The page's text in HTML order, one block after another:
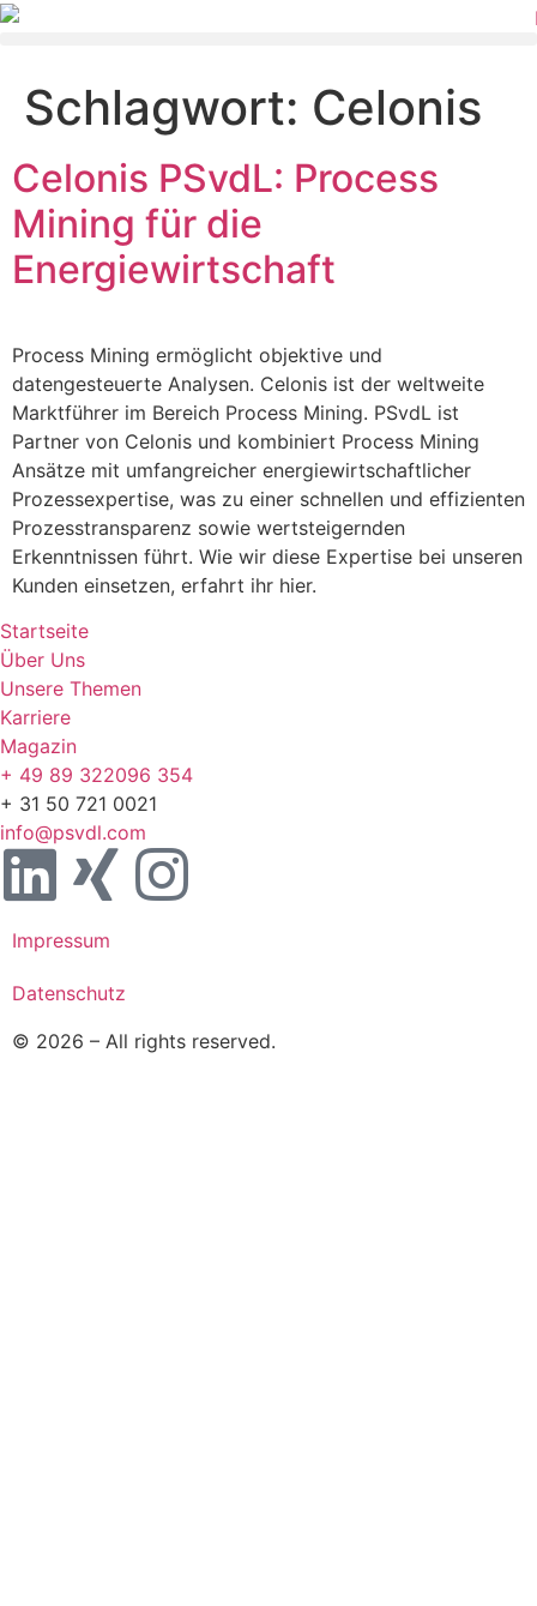
Schlagwort: Celonis
Celonis PSvdL: Process
Mining für die
Energiewirtschaft
Process Mining ermöglicht objektive und
datengesteuerte Analysen. Celonis ist der weltweite
Marktführer im Bereich Process Mining. PSvdL ist
Partner von Celonis und kombiniert Process Mining
Ansätze mit umfangreicher energiewirtschaftlicher
Prozessexpertise, was zu einer schnellen und effizienten
Prozesstransparenz sowie wertsteigernden
Erkenntnissen führt. Wie wir diese Expertise bei unseren
Kunden einsetzen, erfahrt ihr hier.
Startseite
Über Uns
Unsere Themen
Karriere
Magazin
+ 49 89 322096 354
+ 31 50 721 0021
info@psvdl.com
© 2026 – All rights reserved.
Datenschutz
Impressum